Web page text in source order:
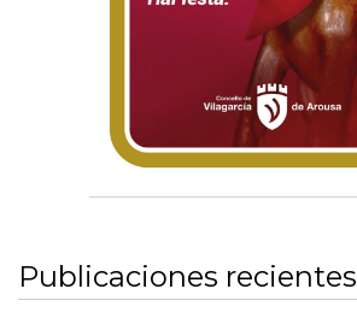
Publicaciones recientes